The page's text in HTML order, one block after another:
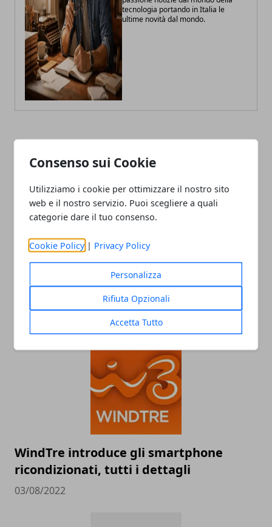
Consenso sui Cookie
Utilizziamo i cookie per ottimizzare il nostro sito
web e il nostro servizio. Puoi scegliere a quali
categorie dare il tuo consenso.
Cookie Policy | Privacy Policy
Personalizza
Rifiuta Opzionali
Accetta Tutto
tecnologia portando in Italia le
ultime novità dal mondo.
WindTre: arriva la nuova offerta con
Super Fibra e Netflix
WindTre introduce gli smartphone
ricondizionati, tutti i dettagli
03/08/2022